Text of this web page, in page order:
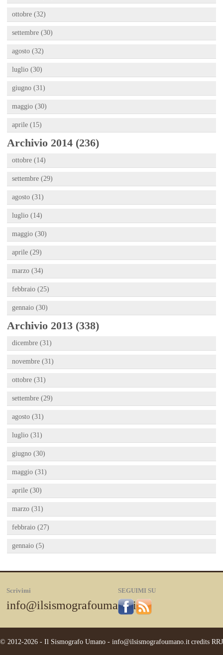
ottobre (32)
settembre (30)
agosto (32)
luglio (30)
giugno (31)
maggio (30)
aprile (15)
Archivio 2014 (236)
ottobre (14)
settembre (29)
agosto (31)
luglio (14)
maggio (30)
aprile (29)
marzo (34)
febbraio (25)
gennaio (30)
Archivio 2013 (338)
dicembre (31)
novembre (31)
ottobre (31)
settembre (29)
agosto (31)
luglio (31)
giugno (30)
maggio (31)
aprile (30)
marzo (31)
febbraio (27)
gennaio (5)
Scrivimi
info@ilsismografoumano.it
SEGUIMI SU
© 2012-2026 - Il Sismografo Umano - info@ilsismografoumano.itcredits RRJ